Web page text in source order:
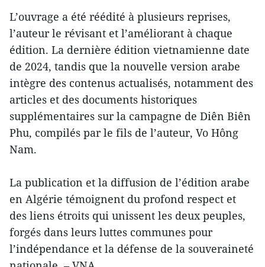
L’ouvrage a été réédité à plusieurs reprises,
l’auteur le révisant et l’améliorant à chaque
édition. La dernière édition vietnamienne date
de 2024, tandis que la nouvelle version arabe
intègre des contenus actualisés, notamment des
articles et des documents historiques
supplémentaires sur la campagne de Diên Biên
Phu, compilés par le fils de l’auteur, Vo Hông
Nam.
La publication et la diffusion de l’édition arabe
en Algérie témoignent du profond respect et
des liens étroits qui unissent les deux peuples,
forgés dans leurs luttes communes pour
l’indépendance et la défense de la souveraineté